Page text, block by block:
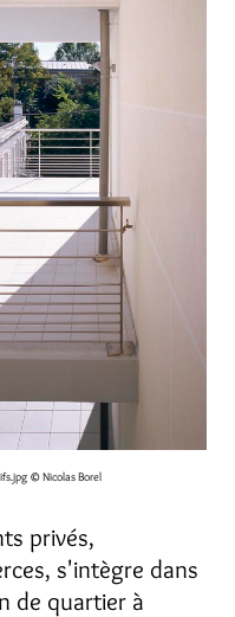
© Nicolas Borel
privés,
s'intègre dans
de quartier à